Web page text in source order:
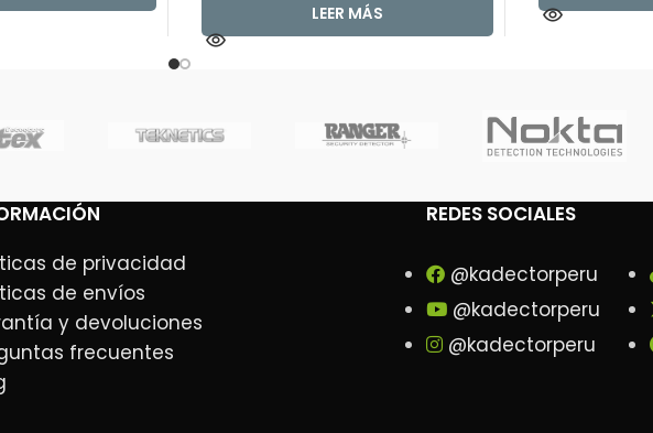
LEER MÁS
de privacidad
de envíos
y devoluciones
frecuentes
REDES SOCIALES
@kadectorperu
@kadectorperu
@kadectorperu